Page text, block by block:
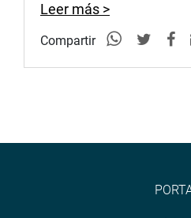
Leer más >
Compartir